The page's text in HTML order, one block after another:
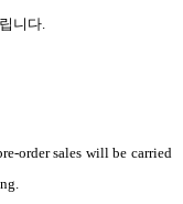
니다
order sales will be carried